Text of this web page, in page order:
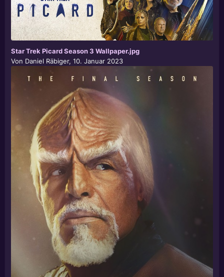
Star Trek Picard Season 3 Wallpaper.jpg
Von Daniel Räbiger, 10. Januar 2023